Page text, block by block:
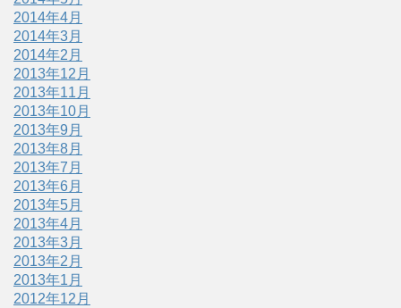
2014年4月
2014年3月
2014年2月
2013年12月
2013年11月
2013年10月
2013年9月
2013年8月
2013年7月
2013年6月
2013年5月
2013年4月
2013年3月
2013年2月
2013年1月
2012年12月